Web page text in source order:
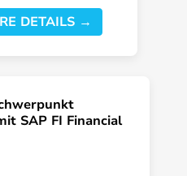
DETAILS →
SAP FI Financial